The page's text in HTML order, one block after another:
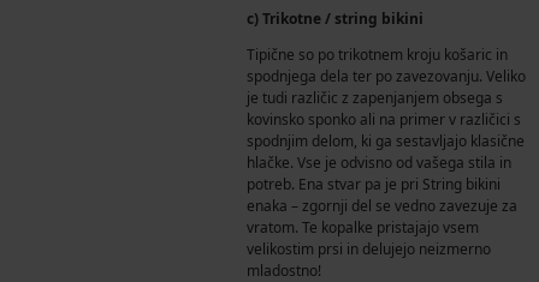
c) Trikotne / string bikini
Tipične so po trikotnem kroju košaric in
spodnjega dela ter po zavezovanju. Veliko
je tudi različic z zapenjanjem obsega s
kovinsko sponko ali na primer v različici s
spodnjim delom, ki ga sestavljajo klasične
hlačke. Vse je odvisno od vašega stila in
potreb. Ena stvar pa je pri String bikini
enaka – zgornji del se vedno zavezuje za
vratom. Te kopalke pristajajo vsem
velikostim prsi in delujejo neizmerno
mladostno!